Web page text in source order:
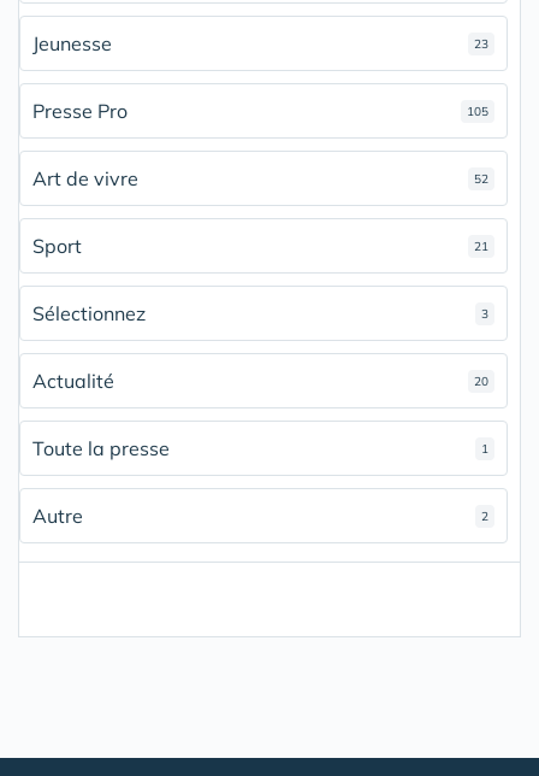
Jeunesse 23
Presse Pro 105
Art de vivre 52
Sport 21
Sélectionnez 3
Actualité 20
Toute la presse 1
Autre 2